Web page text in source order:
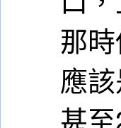
那
應
甚